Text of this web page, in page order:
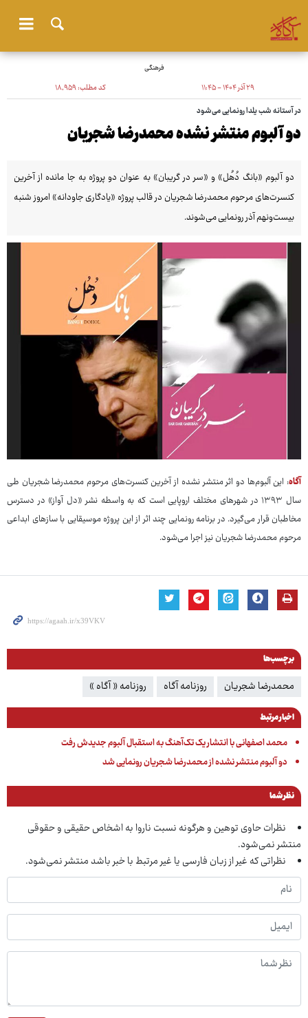
فرهنگی
۲۹ آذر ۱۴۰۴ - ۱۱:۴۵ کد مطلب:۱۸٬۹۵۹
در آستانه شب یلدا رونمایی می‌شود
دو آلبوم منتشر نشده محمدرضا شجریان
دو آلبوم «بانگ دُهُل» و «سر در گریبان» به عنوان دو پروژه به جا مانده از آخرین
کنسرت‌های مرحوم محمدرضا شجریان در قالب پروژه «یادگاری جاودانه» امروز شنبه
بیست‌ونهم آذر رونمایی می‌شوند.
آگاه: این آلبوم‌ها دو اثر منتشر نشده از آخرین کنسرت‌های مرحوم محمدرضا شجریان طی
سال ۱۳۹۳ در شهرهای مختلف اروپایی است که به واسطه نشر «دل آواز» در دسترس
مخاطبان قرار می‌گیرد. در برنامه رونمایی چند اثر از این پروژه موسیقایی با سازهای ابداعی
مرحوم محمدرضا شجریان نیز اجرا می‌شود.
برچسب‌ها
محمدرضا شجریان روزنامه آگاه روزنامه « آگاه »
اخبار مرتبط
محمد اصفهانی با انتشار یک تک‌آهنگ به استقبال آلبوم جدیدش رفت
دو آلبوم منتشر نشده از محمدرضا شجریان رونمایی شد
نظر شما
نظرات حاوی توهین و هرگونه نسبت ناروا به اشخاص حقیقی و حقوقی
منتشر نمی‌شود.
نظراتی که غیر از زبان فارسی یا غیر مرتبط با خبر باشد منتشر نمی‌شود.